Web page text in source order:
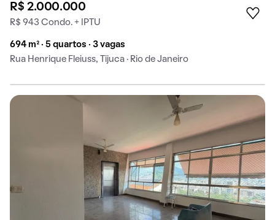
R$ 2.000.000
R$ 943 Condo. + IPTU
694 m² · 5 quartos · 3 vagas
Rua Henrique Fleiuss, Tijuca · Rio de Janeiro